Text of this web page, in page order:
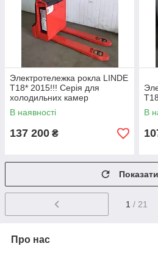
Электротележка рокла LINDE
T18* 2015!!! Серія для
холодильних камер
В наявності
137 200 ₴
В
1 / 21
Про нас